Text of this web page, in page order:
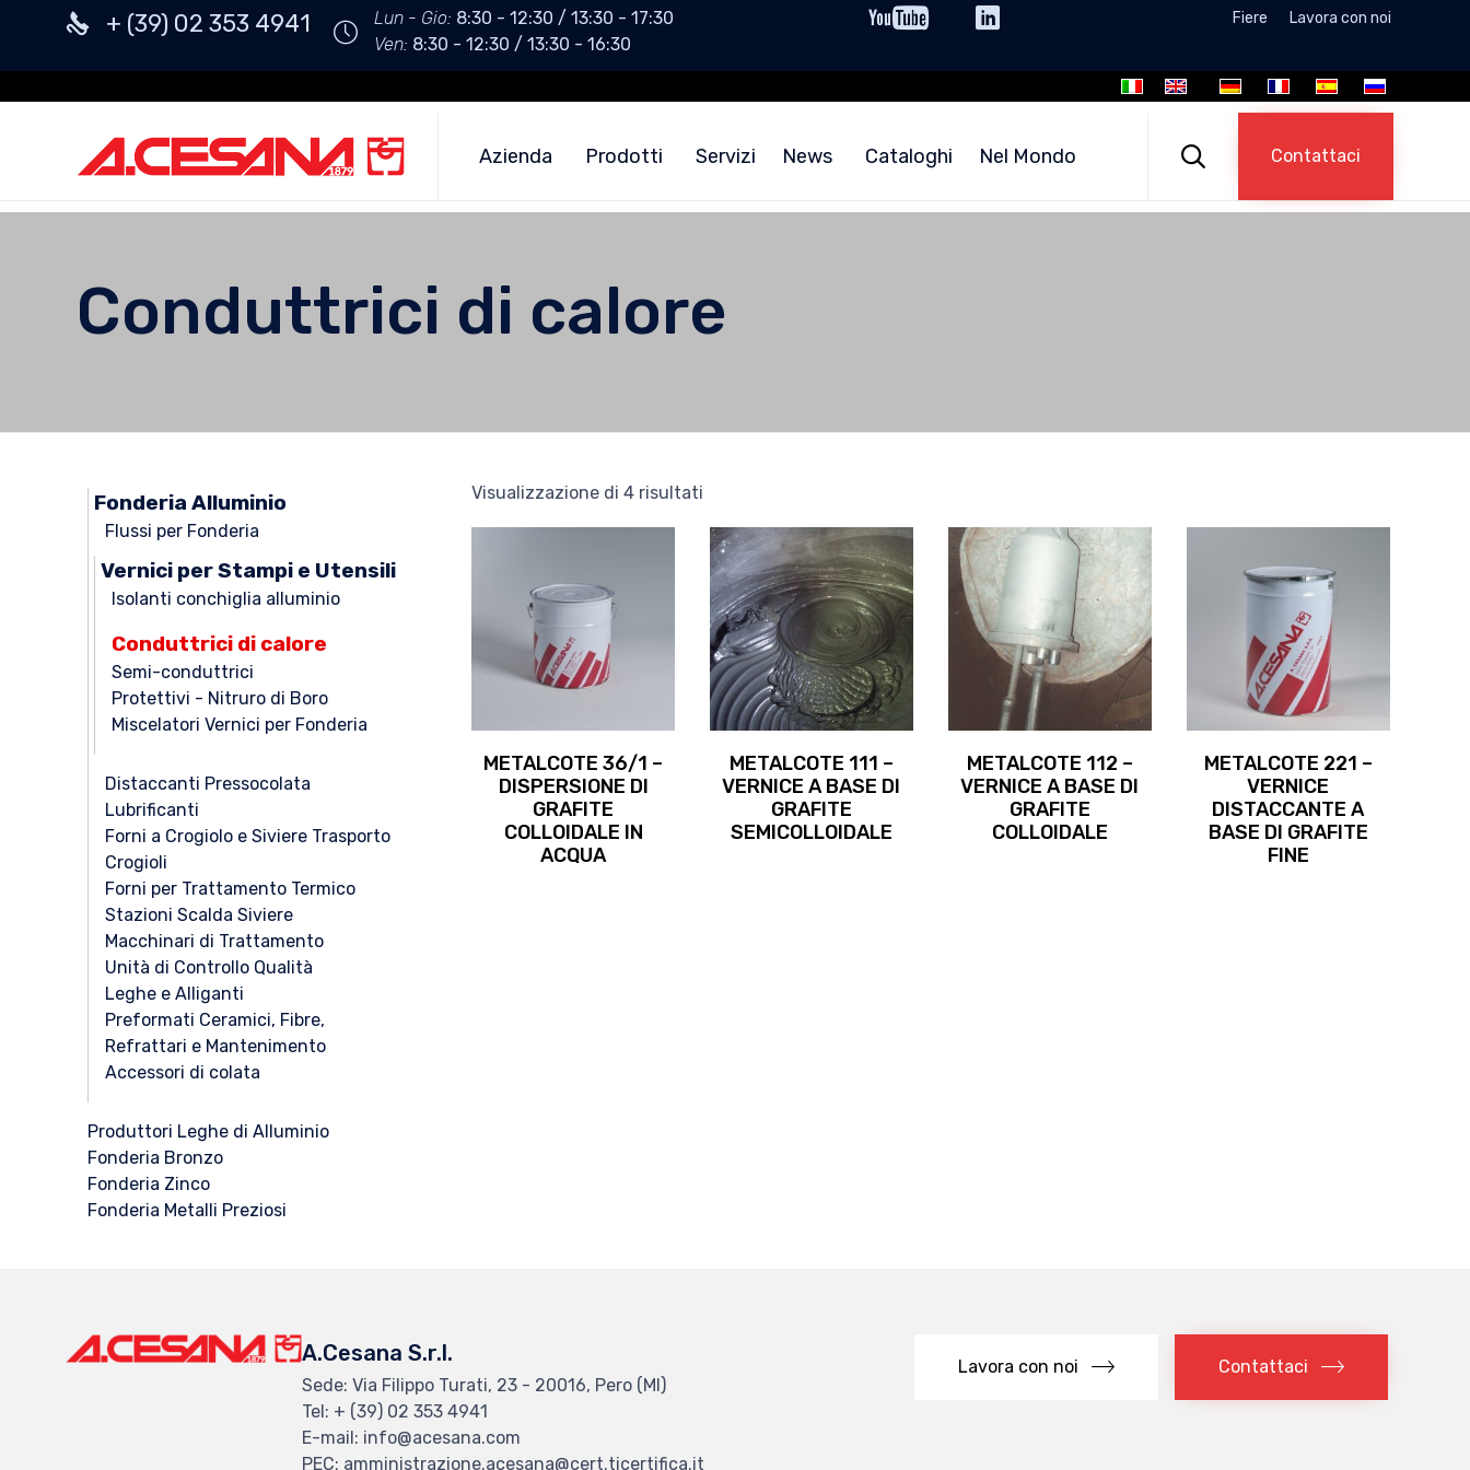
+ (39) 02 353 4941 Lun - Gio: 8:30 - 12:30 / 13:30 - 17:30
Ven: 8:30 - 12:30 / 13:30 - 16:30
Fiere Lavora con noi
Azienda Prodotti Servizi News Cataloghi Nel Mondo  Contattaci
Conduttrici di calore
Visualizzazione di 4 risultati
METALCOTE 36/1 –
DISPERSIONE DI
GRAFITE
COLLOIDALE IN
ACQUA
METALCOTE 111 –
VERNICE A BASE DI
GRAFITE
SEMICOLLOIDALE
METALCOTE 112 –
VERNICE A BASE DI
GRAFITE
COLLOIDALE
METALCOTE 221 –
VERNICE
DISTACCANTE A
BASE DI GRAFITE
FINE
Fonderia Alluminio
Flussi per Fonderia
Vernici per Stampi e Utensili
Isolanti conchiglia alluminio
Conduttrici di calore
Semi-conduttrici
Protettivi - Nitruro di Boro
Miscelatori Vernici per Fonderia
Distaccanti Pressocolata
Lubrificanti
Forni a Crogiolo e Siviere Trasporto
Crogioli
Forni per Trattamento Termico
Stazioni Scalda Siviere
Macchinari di Trattamento
Unità di Controllo Qualità
Leghe e Alliganti
Preformati Ceramici, Fibre,
Refrattari e Mantenimento
Accessori di colata
Produttori Leghe di Alluminio
Fonderia Bronzo
Fonderia Zinco
Fonderia Metalli Preziosi
A.Cesana S.r.l.
Sede: Via Filippo Turati, 23 - 20016, Pero (MI)
Tel: + (39) 02 353 4941
E-mail: info@acesana.com
PEC: amministrazione.acesana@cert.ticertifica.it
Lavora con noi Contattaci